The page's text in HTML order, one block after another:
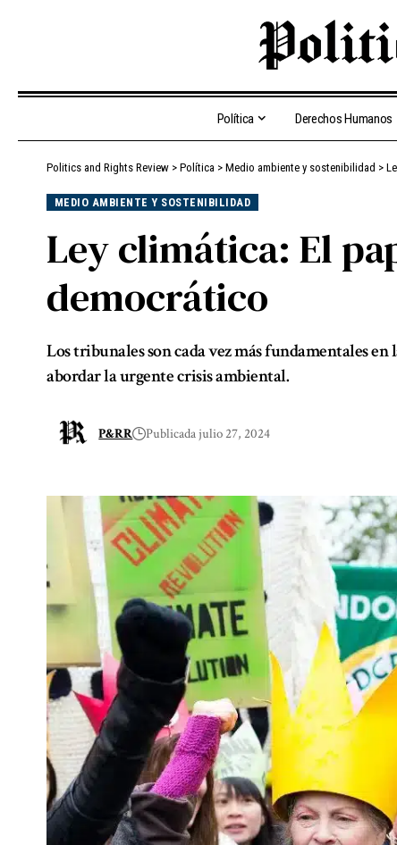
Política Derechos Humanos
Politics and Rights Review > Política > Medio ambiente y sostenibilidad >
MEDIO AMBIENTE Y SOSTENIBILIDAD
Ley climática: El
democrático
Los tribunales son cada vez más fundamentales
abordar la urgente crisis ambiental.
P&RR Publicada julio 27, 2024